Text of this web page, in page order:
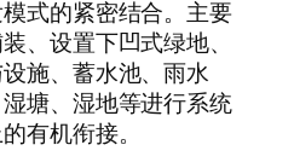
式的紧密结合。主要
、设置下凹式绿地、
施、蓄水池、雨水
塘、湿地等进行系统
有机衔接。